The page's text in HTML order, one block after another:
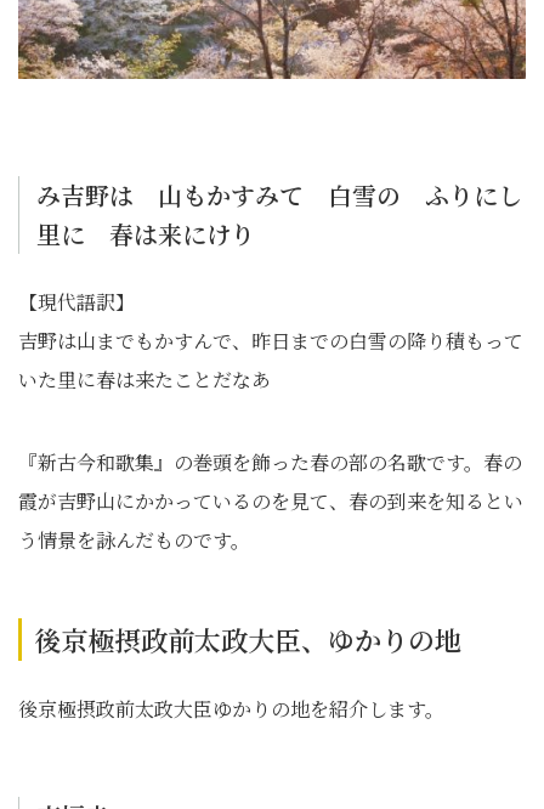
み吉野は 山もかすみて 白雪の ふりにし
里に 春は来にけり
【現代語訳】
吉野は山までもかすんで、昨日までの白雪の降り積もって
いた里に春は来たことだなあ
『新古今和歌集』の巻頭を飾った春の部の名歌です。春の
霞が吉野山にかかっているのを見て、春の到来を知るとい
う情景を詠んだものです。
後京極摂政前太政大臣、ゆかりの地
後京極摂政前太政大臣ゆかりの地を紹介します。